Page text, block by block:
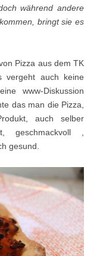
während andere
bringt sie es
Pizza aus dem TK
vergeht auch keine
www-Diskussion
das man die Pizza,
auch selber
geschmackvoll ,
gesund.